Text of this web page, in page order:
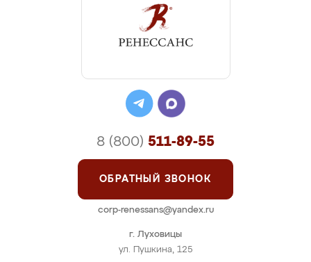
г. Луховицы
ул. Пушкина, 125
8 (800) 511-89-55
ОБРАТНЫЙ ЗВОНОК
corp-renessans@yandex.ru